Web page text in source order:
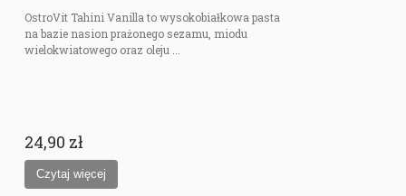
OstroVit Tahini Vanilla to wysokobiałkowa pasta
na bazie nasion prażonego sezamu, miodu
wielokwiatowego oraz oleju ...
24,90 zł